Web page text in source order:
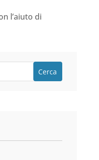
l’aiuto di
Cerca